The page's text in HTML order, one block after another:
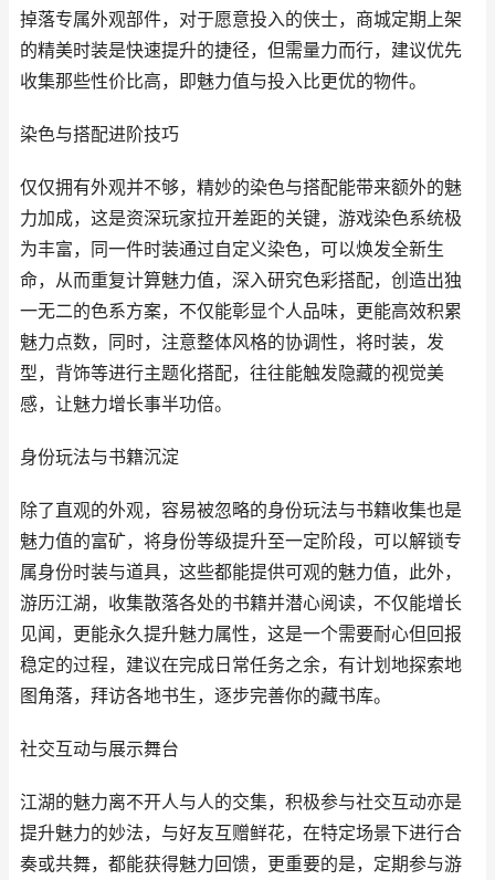
掉落专属外观部件，对于愿意投入的侠士，商城定期上架
的精美时装是快速提升的捷径，但需量力而行，建议优先
收集那些性价比高，即魅力值与投入比更优的物件。
染色与搭配进阶技巧
仅仅拥有外观并不够，精妙的染色与搭配能带来额外的魅
力加成，这是资深玩家拉开差距的关键，游戏染色系统极
为丰富，同一件时装通过自定义染色，可以焕发全新生
命，从而重复计算魅力值，深入研究色彩搭配，创造出独
一无二的色系方案，不仅能彰显个人品味，更能高效积累
魅力点数，同时，注意整体风格的协调性，将时装，发
型，背饰等进行主题化搭配，往往能触发隐藏的视觉美
感，让魅力增长事半功倍。
身份玩法与书籍沉淀
除了直观的外观，容易被忽略的身份玩法与书籍收集也是
魅力值的富矿，将身份等级提升至一定阶段，可以解锁专
属身份时装与道具，这些都能提供可观的魅力值，此外，
游历江湖，收集散落各处的书籍并潜心阅读，不仅能增长
见闻，更能永久提升魅力属性，这是一个需要耐心但回报
稳定的过程，建议在完成日常任务之余，有计划地探索地
图角落，拜访各地书生，逐步完善你的藏书库。
社交互动与展示舞台
江湖的魅力离不开人与人的交集，积极参与社交互动亦是
提升魅力的妙法，与好友互赠鲜花，在特定场景下进行合
奏或共舞，都能获得魅力回馈，更重要的是，定期参与游